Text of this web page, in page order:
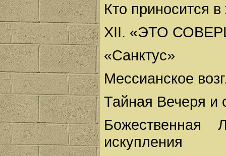
Кто приносится в
XII. «ЭТО
«Санктус»
Мессианское
Тайная Вечеря и
Божественная
искупления